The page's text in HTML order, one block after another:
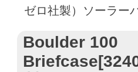
ゼロ社製）ソーラー
Boulder 100